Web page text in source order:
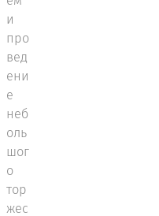
и
про
вед
ени
е
неб
оль
шог
о
тор
жес